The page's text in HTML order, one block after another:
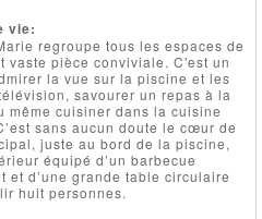
vie:
regroupe tous les espaces de
vaste pièce conviviale. C'est un
la vue sur la piscine et les
savourer un repas à la
même cuisiner dans la cuisine
sans aucun doute le cœur de
juste au bord de la piscine,
équipé d’un barbecue
et d’une grande table circulaire
huit personnes.